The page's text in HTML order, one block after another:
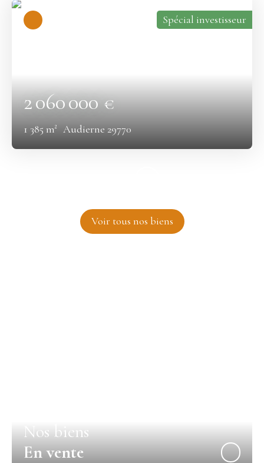
2 060 000€
1 385 m² Audierne 29770
Spécial investisseur
Voir tous nos biens
Nos biens
En vente